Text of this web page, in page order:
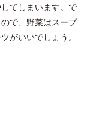
てしまいます。で
で、野菜はスープ
がいいでしょう。